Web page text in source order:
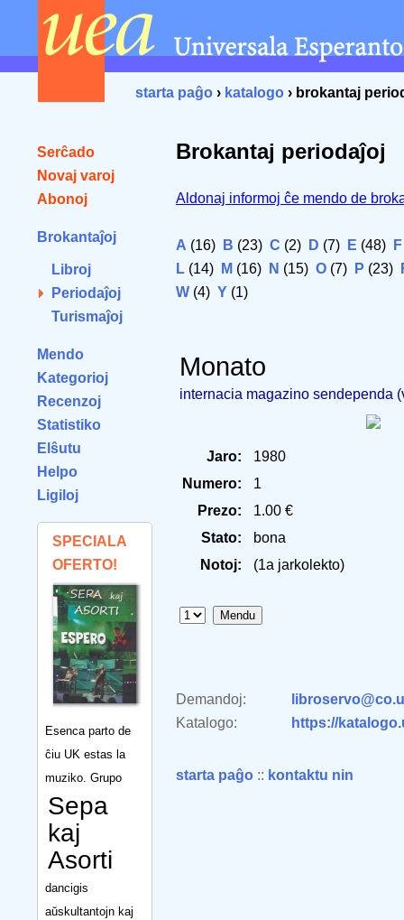
starta paĝo › katalogo › brokantaj
Serĉado
Novaj varoj
Abonoj
Brokantaĵoj
Libroj
Periodaĵoj
Turismaĵoj
Mendo
Kategorioj
Recenzoj
Statistiko
Elŝutu
Helpo
Ligiloj
SPECIALA
OFERTO!
Esenca parto de
ĉiu UK estas la
muziko. Grupo
Sepa
kaj
Asorti
dancigis
aŭskultantojn kaj
Brokantaj periodaĵoj
Aldonaj informoj ĉe mendo de
A (16) B (23) C (2) D (7) E (48) F
L (14) M (16) N (15) O (7) P (23)
W (4) Y (1)
Monato
internacia magazino sendependa
Jaro:
1980
Numero:
1
Prezo:
1.00 €
Stato:
bona
Notoj:
(1a jarkolekto)
Demandoj:
Katalogo:
https://
starta paĝo :: kontaktu nin